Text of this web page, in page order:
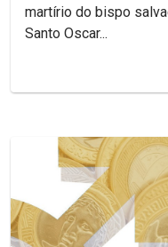
martírio do bispo
Santo Oscar...